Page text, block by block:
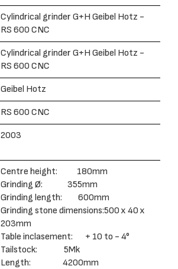
Cylindrical grinder G+H Geibel Hotz -
RS 600 CNC
Cylindrical grinder G+H Geibel Hotz -
RS 600 CNC
Geibel Hotz
RS 600 CNC
2003
Centre height: 180mm
Grinding Ø: 355mm
Grinding length: 600mm
Grinding stone dimensions:500 x 40 x
203mm
Table inclasement: + 10 to - 4°
Tailstock: 5Mk
Length: 4200mm